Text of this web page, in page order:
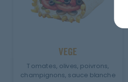
VEGE
Tomates, olives, poivrons,
champignons, sauce blanche